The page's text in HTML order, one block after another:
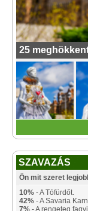
25
SZAVAZÁS
Ön mit szeret
10% - A Tófürdőt.
42% - A Savaria
7% - A rengeteg